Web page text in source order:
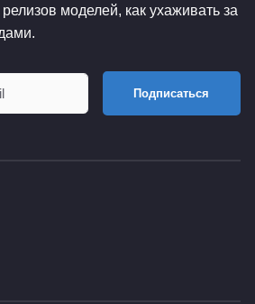
моделей, как ухаживать за
Подписаться